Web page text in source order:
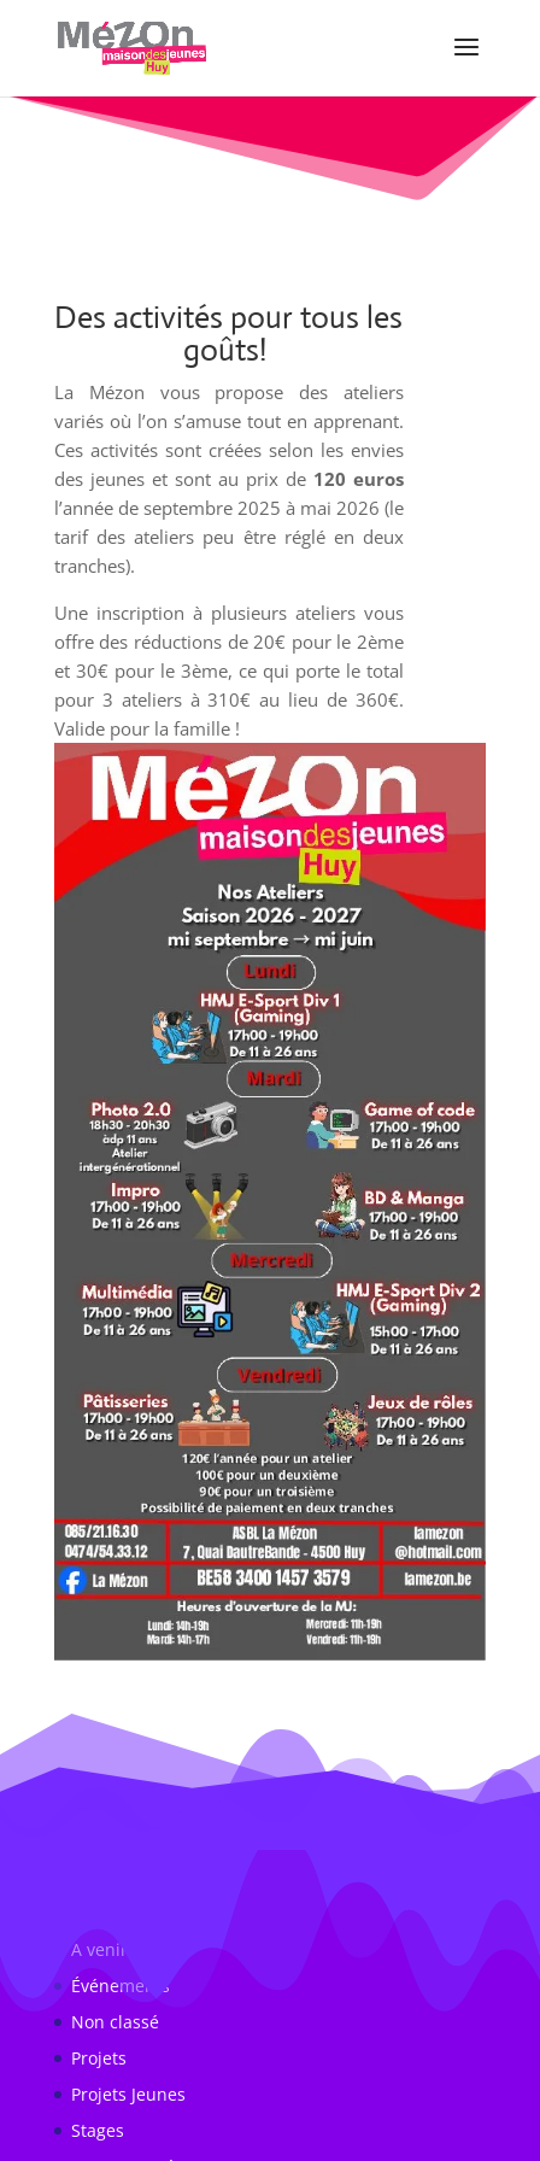
Des activités pour tous les
goûts!
La Mézon vous propose des ateliers
variés où l’on s’amuse tout en apprenant.
Ces activités sont créées selon les envies
des jeunes et sont au prix de 120 euros
l’année de septembre 2025 à mai 2026 (le
tarif des ateliers peu être réglé en deux
tranches).
Une inscription à plusieurs ateliers vous
offre des réductions de 20€ pour le 2ème
et 30€ pour le 3ème, ce qui porte le total
pour 3 ateliers à 310€ au lieu de 360€.
Valide pour la famille !
A venir
Événements
Non classé
Projets
Projets Jeunes
Stages